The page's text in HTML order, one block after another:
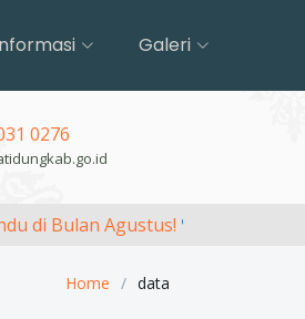
Galeri
0276
di Bulan Agustus! 💙💚
Home data